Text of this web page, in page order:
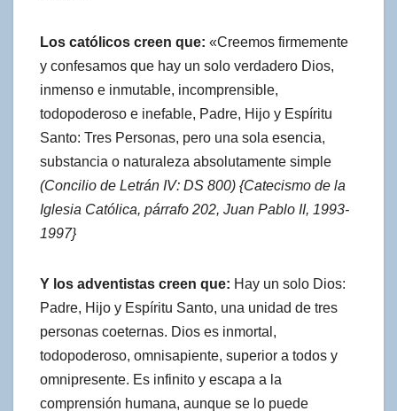
Los católicos creen que: «Creemos firmemente
y confesamos que hay un solo verdadero Dios,
inmenso e inmutable, incomprensible,
todopoderoso e inefable, Padre, Hijo y Espíritu
Santo: Tres Personas, pero una sola esencia,
substancia o naturaleza absolutamente simple
(Concilio de Letrán IV: DS 800) {Catecismo de la
Iglesia Católica, párrafo 202, Juan Pablo II, 1993-
1997}
Y los adventistas creen que: Hay un solo Dios:
Padre, Hijo y Espíritu Santo, una unidad de tres
personas coeternas. Dios es inmortal,
todopoderoso, omnisapiente, superior a todos y
omnipresente. Es infinito y escapa a la
comprensión humana, aunque se lo puede